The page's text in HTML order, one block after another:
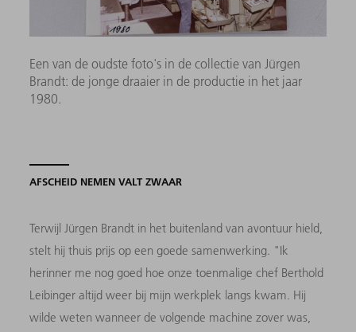
Een van de oudste foto's in de collectie van Jürgen
Brandt: de jonge draaier in de productie in het jaar
1980.
AFSCHEID NEMEN VALT ZWAAR
Terwijl Jürgen Brandt in het buitenland van avontuur hield,
stelt hij thuis prijs op een goede samenwerking. "Ik
herinner me nog goed hoe onze toenmalige chef Berthold
Leibinger altijd weer bij mijn werkplek langs kwam. Hij
wilde weten wanneer de volgende machine zover was,